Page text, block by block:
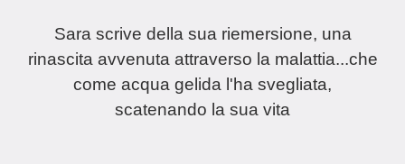
Sara scrive della sua riemersione, una
rinascita avvenuta attraverso la malattia...che
come acqua gelida l'ha svegliata,
scatenando la sua vita